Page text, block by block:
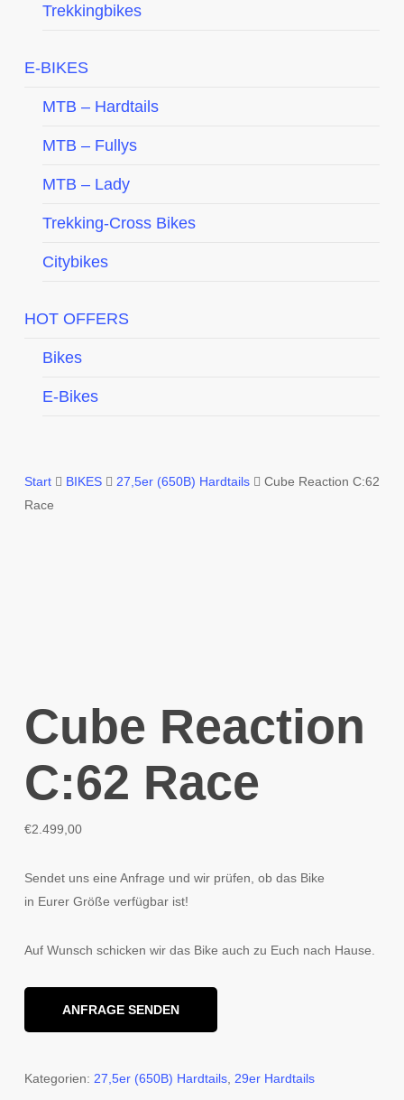
Trekkingbikes
E-BIKES
MTB – Hardtails
MTB – Fullys
MTB – Lady
Trekking-Cross Bikes
Citybikes
HOT OFFERS
Bikes
E-Bikes
Start BIKES 27,5er (650B) Hardtails
Cube Reaction C:62
Race
Cube Reaction
C:62 Race
€2.499,00
Sendet uns eine Anfrage und wir prüfen, ob das Bike
in Eurer Größe verfügbar ist!
Auf Wunsch schicken wir das Bike auch zu Euch nach Hause.
ANFRAGE SENDEN
Kategorien: 27,5er (650B) Hardtails, 29er Hardtails